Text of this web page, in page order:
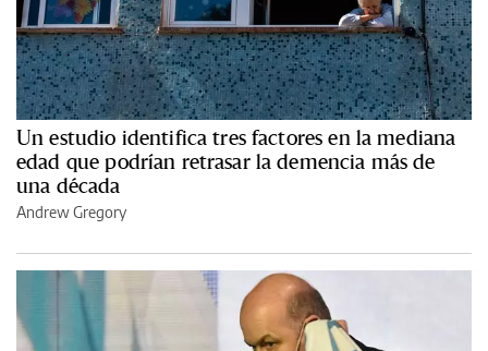
Un estudio identifica tres factores en la mediana
edad que podrían retrasar la demencia más de
una década
Andrew Gregory